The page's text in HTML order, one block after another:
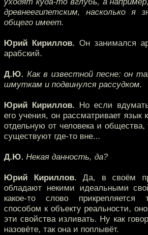
древнеегипетским, насколько я
общего имеет.
Юрий Кириллов. Он занимался
арабский.
Д.Ю. Как в известной песне: он
шмуткам и подвинулся рассудком.
Юрий Кириллов. Но если
его учения, он рассматривает язык
отдельную от человека и общества,
существуют где-то вне...
Д.Ю. Некая данность, да?
Юрий Кириллов. Да, в своём
обладают некими идеальными
какое-то слово
способом к объекту реальности,
эти свойства изливать. Ну как
назовёте, так она и поплывёт.